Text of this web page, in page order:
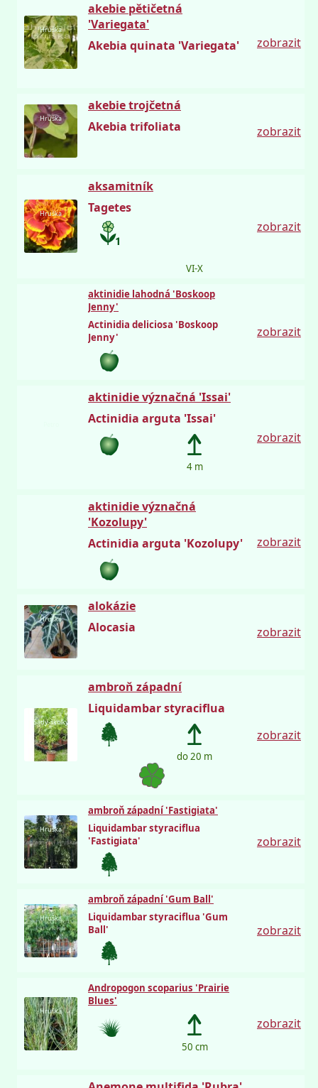
Hruška
akebie pětičetná
'Variegata'
Akebia quinata 'Variegata'
zobrazit
Hruška
akebie trojčetná
Akebia trifoliata
zobrazit
Hruška
aksamitník
Tagetes
VI-X
zobrazit
aktinidie lahodná 'Boskoop
Jenny'
Actinidia deliciosa 'Boskoop
Jenny'
zobrazit
aktinidie význačná 'Issai'
Actinidia arguta 'Issai'
4 m
zobrazit
aktinidie význačná
'Kozolupy'
Actinidia arguta 'Kozolupy'
zobrazit
Hruška
alokázie
Alocasia
zobrazit
Sady-školky
ambroň západní
Liquidambar styraciflua
do 20 m
zobrazit
Hruška
ambroň západní 'Fastigiata'
Liquidambar styraciflua
'Fastigiata'
zobrazit
Hruška
ambroň západní 'Gum Ball'
Liquidambar styraciflua 'Gum
Ball'
zobrazit
Hruška
Andropogon scoparius 'Prairie
Blues'
50 cm
zobrazit